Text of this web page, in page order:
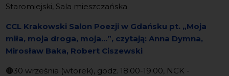
Staromiejski, Sala mieszczańska
CCL Krakowski Salon Poezji w Gdańsku pt. „Moja
miła, moja droga, moja…”, czytają: Anna Dymna,
Mirosław Baka, Robert Ciszewski
🟤30 września (wtorek), godz. 18.00-19.00, NCK -